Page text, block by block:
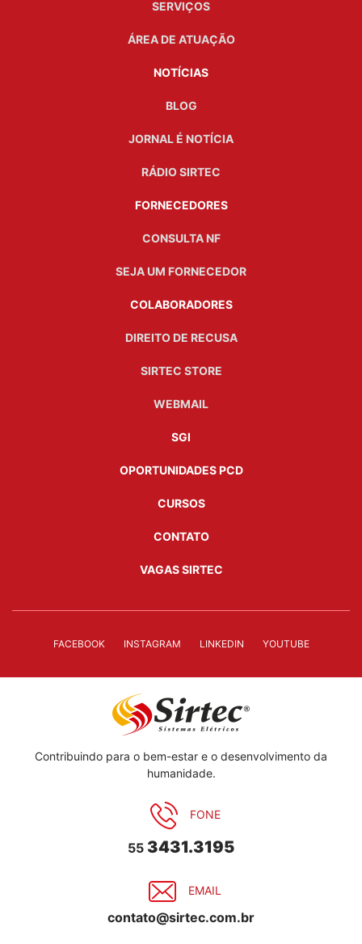
SERVIÇOS
ÁREA DE ATUAÇÃO
NOTÍCIAS
BLOG
JORNAL É NOTÍCIA
RÁDIO SIRTEC
FORNECEDORES
CONSULTA NF
SEJA UM FORNECEDOR
COLABORADORES
DIREITO DE RECUSA
SIRTEC STORE
WEBMAIL
SGI
OPORTUNIDADES PCD
CURSOS
CONTATO
VAGAS SIRTEC
FACEBOOK INSTAGRAM LINKEDIN YOUTUBE
Contribuindo para o bem-estar e o desenvolvimento da
humanidade.
FONE
55 3431.3195
EMAIL
contato@sirtec.com.br